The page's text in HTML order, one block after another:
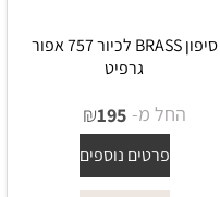
סיפון BRASS לכיור 757 אפור
גרפיט
החל מ- ₪195
פרטים נוספים